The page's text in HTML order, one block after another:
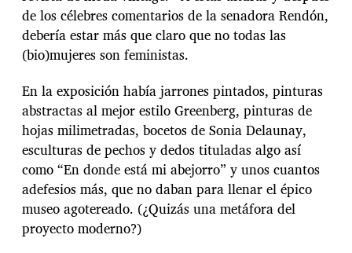
de los célebres comentarios de la senadora Rendón,
debería estar más que claro que no todas las
(bio)mujeres son feministas.
En la exposición había jarrones pintados, pinturas
abstractas al mejor estilo Greenberg, pinturas de
hojas milimetradas, bocetos de Sonia Delaunay,
esculturas de pechos y dedos tituladas algo así
como “En donde está mi abejorro” y unos cuantos
adefesios más, que no daban para llenar el épico
museo agotereado. (¿Quizás una metáfora del
proyecto moderno?)